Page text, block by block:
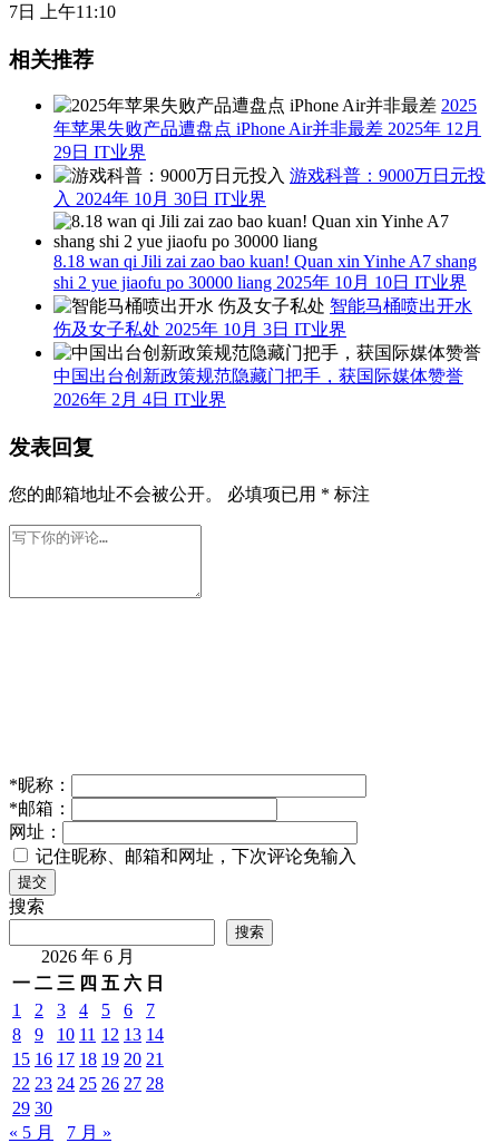
7日 上午11:10
相关推荐
2025
年苹果失败产品遭盘点 iPhone Air并非最差 2025年 12月
29日 IT业界
游戏科普：9000万日元投
入 2024年 10月 30日 IT业界
8.18 wan qi Jili zai zao bao kuan! Quan xin Yinhe A7 shang
shi 2 yue jiaofu po 30000 liang 2025年 10月 10日 IT业界
智能马桶喷出开水
伤及女子私处 2025年 10月 3日 IT业界
中国出台创新政策规范隐藏门把手，获国际媒体赞誉
2026年 2月 4日 IT业界
发表回复
您的邮箱地址不会被公开。 必填项已用 * 标注
*昵称：
*邮箱：
网址：
记住昵称、邮箱和网址，下次评论免输入
提交
搜索
搜索
2026 年 6 月
一 二 三 四 五 六 日
1
2 3 4 5 6
7
8
9 10 11 12 13 14
15 16 17 18 19 20 21
22 23 24 25 26 27 28
29 30
« 5 月
7 月 »